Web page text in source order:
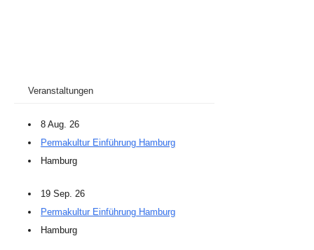
Veranstaltungen
8 Aug. 26
Permakultur Einführung Hamburg
Hamburg
19 Sep. 26
Permakultur Einführung Hamburg
Hamburg